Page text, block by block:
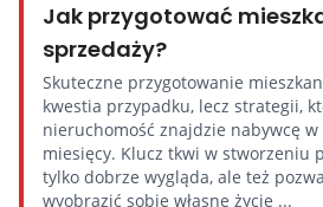
Jak przygotować
sprzedaży?
Skuteczne przygotowanie
kwestia przypadku, lecz strategii,
nieruchomość znajdzie nabywcę
miesięcy. Klucz tkwi w stworzeniu
tylko dobrze wygląda, ale też
wyobrazić sobie własne życie ...